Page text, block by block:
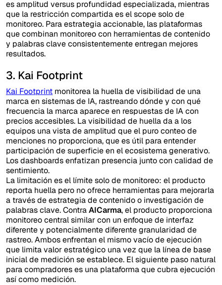
es amplitud versus profundidad especializada, mientras
que la restricción compartida es el scope solo de
monitoreo. Para estrategia accionable, las plataformas
que combinan monitoreo con herramientas de contenido
y palabras clave consistentemente entregan mejores
resultados.
3. Kai Footprint
Kai Footprint monitorea la huella de visibilidad de una
marca en sistemas de IA, rastreando dónde y con qué
frecuencia la marca aparece en respuestas de IA con
precios accesibles. La visibilidad de huella da a los
equipos una vista de amplitud que el puro conteo de
menciones no proporciona, que es útil para entender
participación de superficie en el ecosistema generativo.
Los dashboards enfatizan presencia junto con calidad de
sentimiento.
La limitación es el límite solo de monitoreo: el producto
reporta huella pero no ofrece herramientas para mejorarla
a través de estrategia de contenido o investigación de
palabras clave. ContraAICarma, el producto proporciona
monitoreo central similar con un enfoque de interfaz
diferente y potencialmente diferente granularidad de
rastreo. Ambos enfrentan el mismo vacío de ejecución
que limita valor estratégico una vez que la línea de base
inicial de medición se establece. El siguiente paso natural
para compradores es una plataforma que cubra ejecución
así como medición.